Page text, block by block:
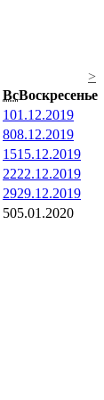
>
ВсВоскресенье
101.12.2019
808.12.2019
1515.12.2019
2222.12.2019
2929.12.2019
505.01.2020